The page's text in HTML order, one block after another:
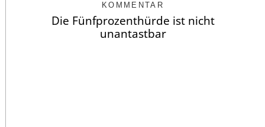
KOMMENTAR
Die Fünfprozenthürde ist nicht
unantastbar